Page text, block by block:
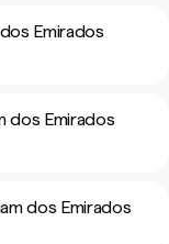
Emirados
dos Emirados
dos Emirados